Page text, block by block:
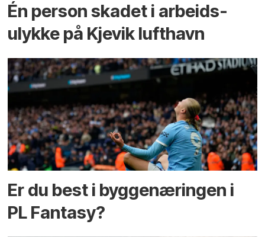
Én person skadet i arbeids­
ulykke på Kjevik lufthavn
Er du best i bygge­næringen i
PL Fantasy?